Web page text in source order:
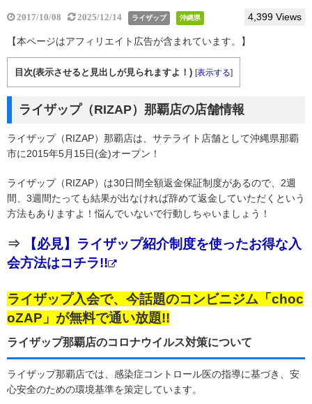
2017/10/08 2025/12/14 ライザップ 沖縄県 4,399 Views
【本ページはアフィリエイト広告が含まれています。】
目次(表示させると見出しが見られますよ！) [表示する]
ライザップ（RIZAP）那覇店の店舗情報
ライザップ（RIZAP）那覇店は、サテライト店舗として沖縄県那覇
市に2015年5月15日(金)オープン！
ライザップ（RIZAP）は30日間全額返金保証制度があるので、2週
間、3週間たっても結果が出なければ辞めて返金していただくという
方法もありますよ！悩んでいないで行動しちゃいましょう！
⇒
【必見】ライザップ紹介制度を使ったお得な入
会方法はコチラ!!
ライザップ入会で、今話題のコンビニジム「choc
oZAP」が無料で通い放題!!
ライザップ那覇店のコロナウイルス対策について
ライザップ那覇店では、感染症コントロール医の指導に基づき、安
心安全のための環境基準を策定しています。